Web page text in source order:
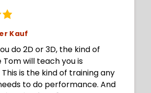
Kauf
do 2D or 3D, the kind of
Tom will teach you is
is the kind of training any
to do performance. And